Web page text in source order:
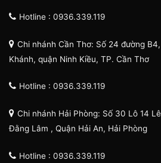
Hotline : 0936.339.119
Chi nhánh Cần Thơ: Số 24 đường
Khánh, quận Ninh Kiều, TP. Cần Thơ
Hotline : 0936.339.119
Chi nhánh Hải Phòng: Số 30 Lô 14
Đằng Lâm , Quận Hải An, Hải Phòng
Hotline : 0936.339.119